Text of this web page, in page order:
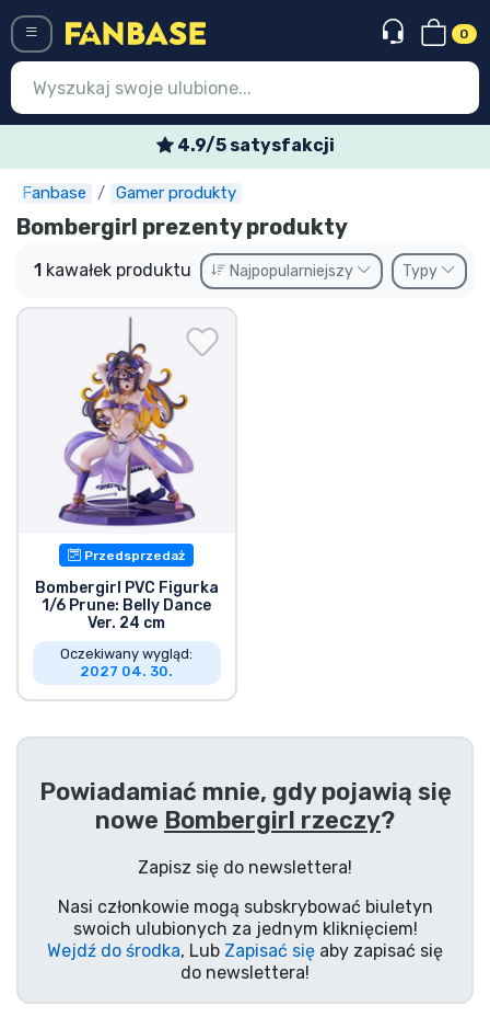
0
4.9/5 satysfakcji
Fanbase Gamer produkty
Bombergirl prezenty produkty
1 kawałek produktu Najpopularniejszy Typy
Przedsprzedaż
Bombergirl PVC Figurka
1/6 Prune: Belly Dance
Ver. 24 cm
Oczekiwany wygląd:
2027 04. 30.
Powiadamiać mnie, gdy pojawią się
nowe Bombergirl rzeczy?
Zapisz się do newslettera!
Nasi członkowie mogą subskrybować biuletyn
swoich ulubionych za jednym kliknięciem!
Wejdź do środka, Lub Zapisać się aby zapisać się
do newslettera!
Wejście
Najnowsze rzeczy
Oferty specjalne
Doręczenie ekspresowe
Przedsprzedaż
Outlet produkty
Wysyłka i płatność
Rzeczy seryjne
Rzeczy filmowe
Wspaniałe rzeczy
Rzeczy dla graczy
Rzeczy sportowe
Rzeczy muzyczne
Typy produktów